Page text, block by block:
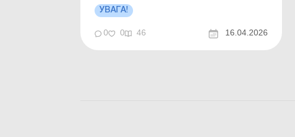
продуктів та систем здоров’я рослин і
тварин. Більше за темою: Бюджетні гранти:
як застосовувати різниці з податку на
прибутокь Роботи виконуються на кошти
УВАГА!
0 0 46 16.04.2026